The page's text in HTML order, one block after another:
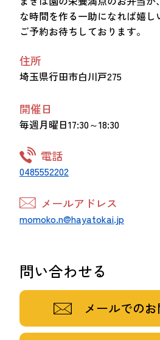
会員
な時間を作る一助になれば嬉し
ご予約お待ちしております。
住所
埼玉県行田市白川戸275
開催日
毎週月曜日17:30～18:30
電話
0485552202
メールアドレス
momoko.n@hayatokai.jp
問い合わせる
メールでの